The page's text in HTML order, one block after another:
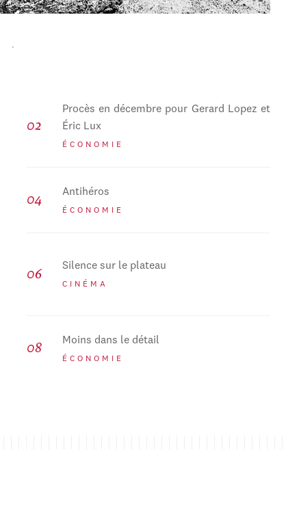
Procès en décembre pour Gerard Lopez et
Éric Lux
ÉCONOMIE
Antihéros
ÉCONOMIE
Silence sur le plateau
CINÉMA
Moins dans le détail
ÉCONOMIE